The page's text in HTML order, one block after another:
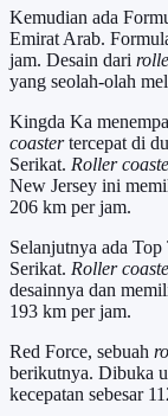
Kemudian ada
Emirat Arab.
jam. Desain dari
yang seolah-olah
Kingda Ka
coastertercepat di
Serikat. Roller
New Jersey ini
206 km per jam.
Selanjutnya ada
Serikat. Roller
desainnya dan
193 km per jam.
Red Force, sebuah
berikutnya. Dibuka
kecepatan sebesar